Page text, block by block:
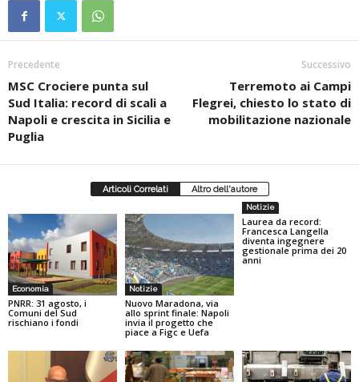
Precedente
MSC Crociere punta sul
Sud Italia: record di scali a
Napoli e crescita in Sicilia e
Puglia
Successivo
Terremoto ai Campi
Flegrei, chiesto lo stato di
mobilitazione nazionale
Articoli Correlati Altro dell'autore
Economia
PNRR: 31 agosto, i
Comuni del Sud
rischiano i fondi
Notizie
Nuovo Maradona, via
allo sprint finale: Napoli
invia il progetto che
piace a Figc e Uefa
Notizie
Laurea da record:
Francesca Langella
diventa ingegnere
gestionale prima dei 20
anni